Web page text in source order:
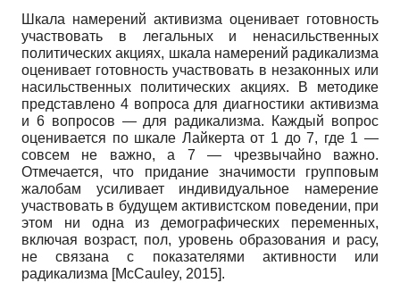
Шкала намерений активизма оценивает готовность
участвовать в легальных и ненасильственных
политических акциях, шкала намерений радикализма
оценивает готовность участвовать в незаконных или
насильственных политических акциях. В методике
представлено 4 вопроса для диагностики активизма
и 6 вопросов — для радикализма. Каждый вопрос
оценивается по шкале Лайкерта от 1 до 7, где 1 —
совсем не важно, а 7 — чрезвычайно важно.
Отмечается, что придание значимости групповым
жалобам усиливает индивидуальное намерение
участвовать в будущем активистском поведении, при
этом ни одна из демографических переменных,
включая возраст, пол, уровень образования и расу,
не связана с показателями активности или
радикализма [McCauley, 2015].